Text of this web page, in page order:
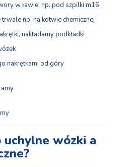
w ławie, np. pod szpilki m16
trwale np. na kotwie chemicznej
nakładamy podkładki
nakrętkami od góry
uchylne wózki a